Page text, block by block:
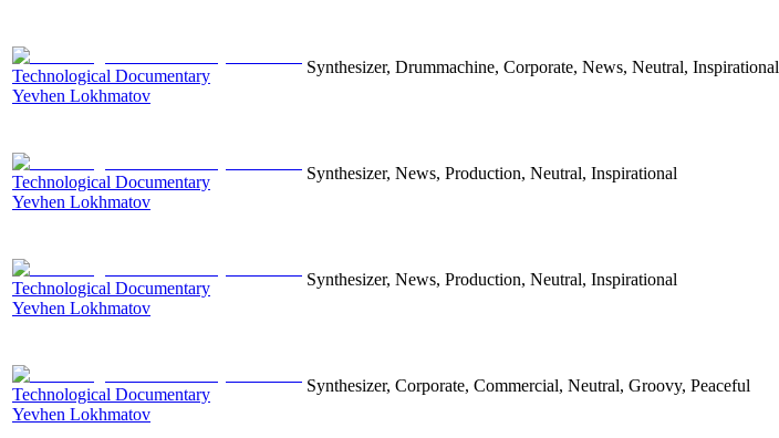
Technological Documentary
Yevhen Lokhmatov
Synthesizer, Drummachine, Corporate, News, Neutral, Inspirational
Technological Documentary
Yevhen Lokhmatov
Synthesizer, News, Production, Neutral, Inspirational
Technological Documentary
Yevhen Lokhmatov
Synthesizer, News, Production, Neutral, Inspirational
Technological Documentary
Yevhen Lokhmatov
Synthesizer, Corporate, Commercial, Neutral, Groovy, Peaceful